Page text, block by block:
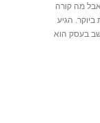
מה קורה
הגיע
בעסק הוא